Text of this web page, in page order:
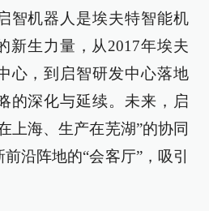
智机器人是埃夫特智能机
新生力量，从2017年埃夫
心，到启智研发中心落地
的深化与延续。未来，启
上海、生产在芜湖”的协同
沿阵地的“会客厅”，吸引